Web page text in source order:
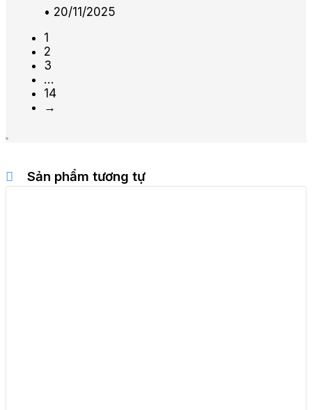
• 20/11/2025
1
2
3
…
14
→
Sản phẩm tương tự